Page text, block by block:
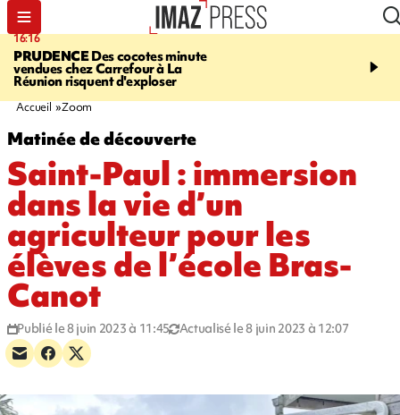
16:16
PRUDENCEDes cocotes minute
vendues chez Carrefour à La
Réunion risquent d'exploser
20:06
l'Asie, mort d'une
Accueil Zoom
Matinée de découverte
Saint-Paul : immersion
dans la vie d’un
agriculteur pour les
élèves de l’école Bras-
Canot
Publié le 8 juin 2023 à 11:45 Actualisé le 8 juin 2023 à 12:07